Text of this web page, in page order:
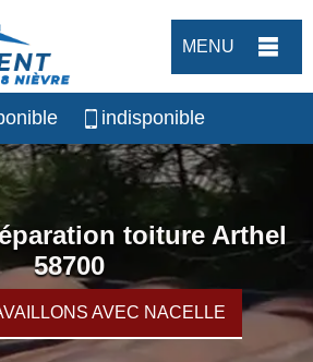
MENU
indisponible
toiture Arthel
58700
AVEC NACELLE